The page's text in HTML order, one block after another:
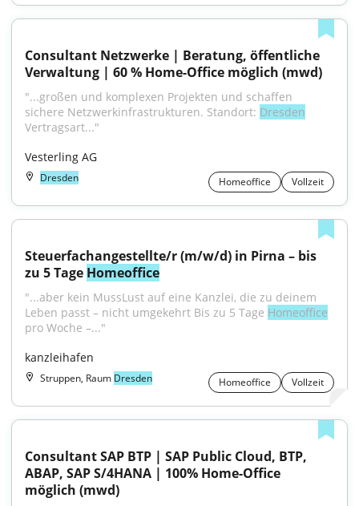
Consultant Netzwerke | Beratung, öffentliche
Verwaltung | 60 % Home-Office möglich (mwd)
"...großen und komplexen Projekten und schaffen
sichere Netzwerkinfrastrukturen. Standort: Dresden
Vertragsart..."
Vesterling AG
Dresden Homeoffice Vollzeit
Steuerfachangestellte/r (m/w/d) in Pirna – bis
zu 5 Tage Homeoffice
"...aber kein MussLust auf eine Kanzlei, die zu deinem
Leben passt – nicht umgekehrt Bis zu 5 Tage Homeoffice
pro Woche –..."
kanzleihafen
Struppen, Raum Dresden Homeoffice Vollzeit
Consultant SAP BTP | SAP Public Cloud, BTP,
ABAP, SAP S/4HANA | 100% Home-Office
möglich (mwd)